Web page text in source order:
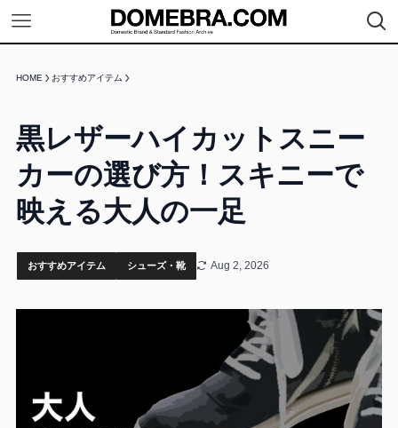
HOME おすすめアイテム
黒レザーハイカットスニー
カーの選び方！スキニーで
映える大人の一足
おすすめアイテム シューズ・靴 Aug 2, 2026